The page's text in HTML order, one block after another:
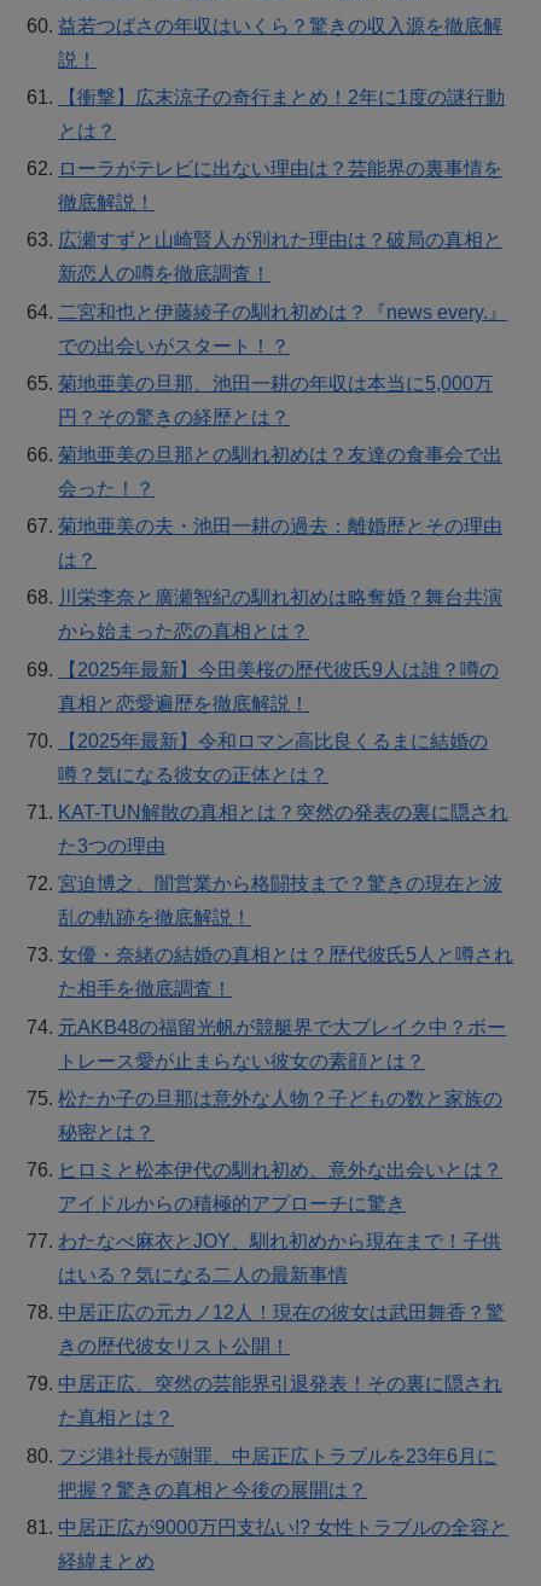
益若つばさの年収はいくら？驚きの収入源を徹底解
説！
【衝撃】広末涼子の奇行まとめ！2年に1度の謎行動
とは？
ローラがテレビに出ない理由は？芸能界の裏事情を
徹底解説！
広瀬すずと山崎賢人が別れた理由は？破局の真相と
新恋人の噂を徹底調査！
二宮和也と伊藤綾子の馴れ初めは？『news every.』
での出会いがスタート！？
菊地亜美の旦那、池田一耕の年収は本当に5,000万
円？その驚きの経歴とは？
菊地亜美の旦那との馴れ初めは？友達の食事会で出
会った！？
菊地亜美の夫・池田一耕の過去：離婚歴とその理由
は？
川栄李奈と廣瀬智紀の馴れ初めは略奪婚？舞台共演
から始まった恋の真相とは？
【2025年最新】今田美桜の歴代彼氏9人は誰？噂の
真相と恋愛遍歴を徹底解説！
【2025年最新】令和ロマン高比良くるまに結婚の
噂？気になる彼女の正体とは？
KAT-TUN解散の真相とは？突然の発表の裏に隠され
た3つの理由
宮迫博之、闇営業から格闘技まで？驚きの現在と波
乱の軌跡を徹底解説！
女優・奈緒の結婚の真相とは？歴代彼氏5人と噂され
た相手を徹底調査！
元AKB48の福留光帆が競艇界で大ブレイク中？ボー
トレース愛が止まらない彼女の素顔とは？
松たか子の旦那は意外な人物？子どもの数と家族の
秘密とは？
ヒロミと松本伊代の馴れ初め、意外な出会いとは？
アイドルからの積極的アプローチに驚き
わたなべ麻衣とJOY、馴れ初めから現在まで！子供
はいる？気になる二人の最新事情
中居正広の元カノ12人！現在の彼女は武田舞香？驚
きの歴代彼女リスト公開！
中居正広、突然の芸能界引退発表！その裏に隠され
た真相とは？
フジ港社長が謝罪、中居正広トラブルを23年6月に
把握？驚きの真相と今後の展開は？
中居正広が9000万円支払い!? 女性トラブルの全容と
経緯まとめ